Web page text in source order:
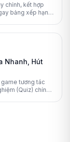
chỉnh, kết hợp
bảng xếp hạng
Nhanh, Hút
game tương tác
(Quiz) chính